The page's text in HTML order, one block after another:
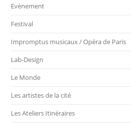
Evènement
Festival
Impromptus musicaux / Opéra de Paris
Lab-Design
Le Monde
Les artistes de la cité
Les Ateliers Itinéraires